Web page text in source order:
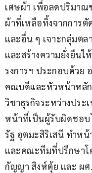
เศษผ้า เพื่อลดปริมาณ
ผ้าที่เหลือทิ้งจากการตั
และอื่น ๆ เจาะกลุ่มตล
และสร้างความยั่งยืน
รงการฯ ประกอบด้วย
คณบดีและหัวหน้าหลั
วิชาธุรกิจระหว่างประ
หน้าที่เป็นผู้รับผิดชอบ
รัฐ อุตมะสิริเสนี ทำห
และคณะทีมที่ปรึกษาโ
กัญญา สิงห์ตุ้ย และ ผ